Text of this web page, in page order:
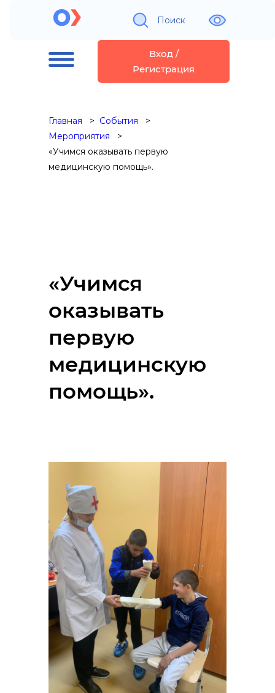
Поиск
Вход /
Регистрация
Главная
События
Мероприятия
«Учимся оказывать первую
медицинскую помощь».
«Учимся
оказывать
первую
медицинскую
помощь».